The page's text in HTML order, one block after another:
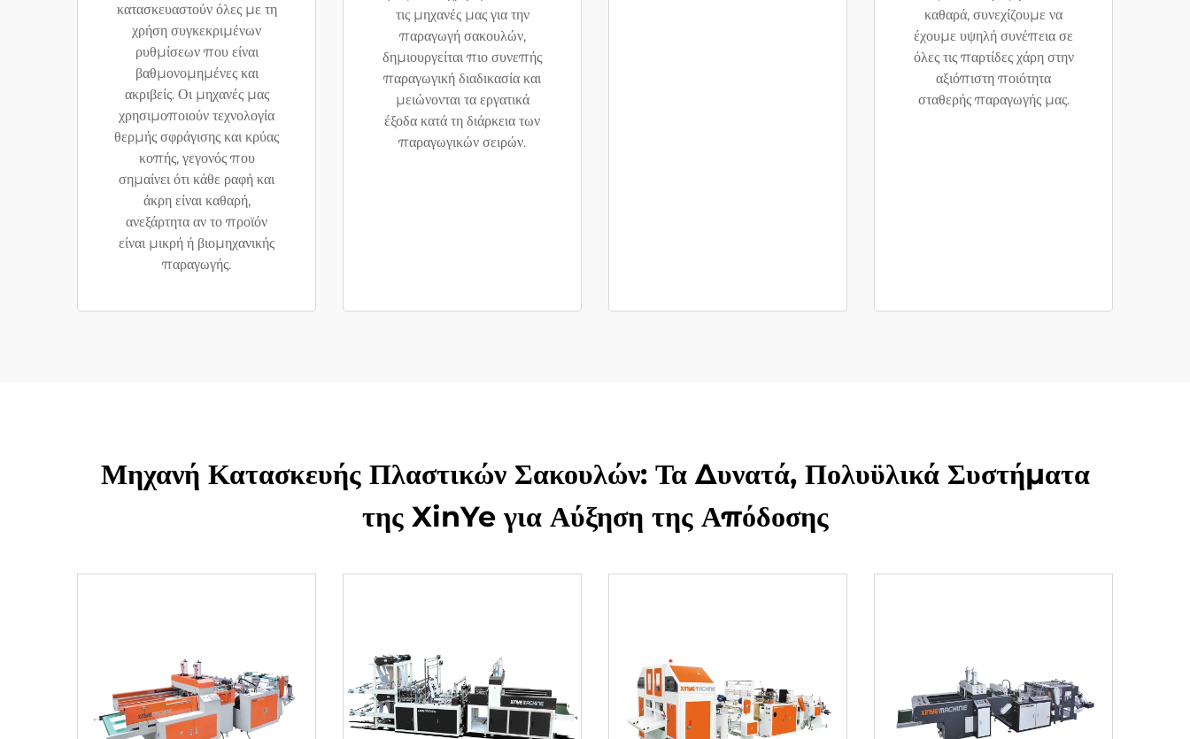
κατασκευαστούν όλες με τη
χρήση συγκεκριμένων
ρυθμίσεων που είναι
βαθμονομημένες και
ακριβείς. Οι μηχανές μας
χρησιμοποιούν τεχνολογία
θερμής σφράγισης και κρύας
κοπής, γεγονός που
σημαίνει ότι κάθε ραφή και
άκρη είναι καθαρή,
ανεξάρτητα αν το προϊόν
είναι μικρή ή βιομηχανικής
παραγωγής.
τις μηχανές μας για την
παραγωγή σακουλών,
δημιουργείται πιο συνεπής
παραγωγική διαδικασία και
μειώνονται τα εργατικά
έξοδα κατά τη διάρκεια των
παραγωγικών σειρών.
καθαρά, συνεχίζουμε να
έχουμε υψηλή συνέπεια σε
όλες τις παρτίδες χάρη στην
αξιόπιστη ποιότητα
σταθερής παραγωγής μας.
Μηχανή Κατασκευής Πλαστικών Σακουλών: Τα Δυνατά, Πολυϋλικά Συστήματα
της XinYe για Αύξηση της Απόδοσης